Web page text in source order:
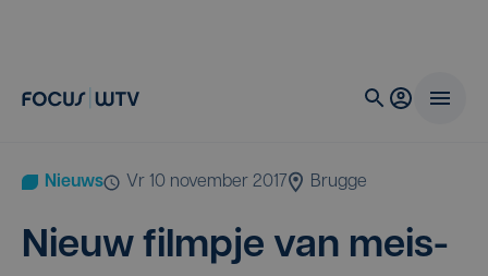
Nieuws vr 10 november 2017 Brugge
Nieuw film­pje van meis­